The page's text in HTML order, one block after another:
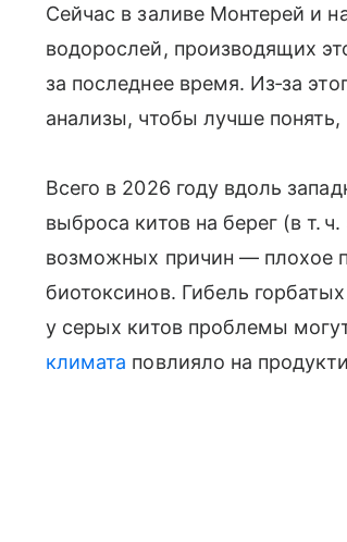
Сейчас в заливе Монтерей и
водорослей, производящих
за последнее время. Из‑за
анализы, чтобы лучше
Всего в 2026 году вдоль
выброса китов на берег (в т.
возможных причин — плохое
биотоксинов. Гибель
у серых китов проблемы
климата повлияло на